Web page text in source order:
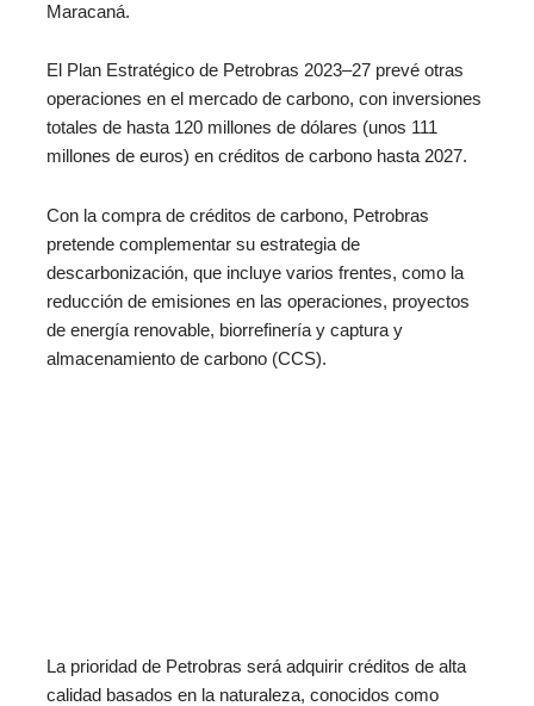
Maracaná.
El Plan Estratégico de Petrobras 2023–27 prevé otras
operaciones en el mercado de carbono, con inversiones
totales de hasta 120 millones de dólares (unos 111
millones de euros) en créditos de carbono hasta 2027.
Con la compra de créditos de carbono, Petrobras
pretende complementar su estrategia de
descarbonización, que incluye varios frentes, como la
reducción de emisiones en las operaciones, proyectos
de energía renovable, biorrefinería y captura y
almacenamiento de carbono (CCS).
La prioridad de Petrobras será adquirir créditos de alta
calidad basados en la naturaleza, conocidos como